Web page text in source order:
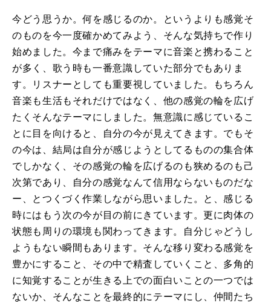
今どう思うか。何を感じるのか。というより も感覚そ
の ものを今一度確かめてみよう、そんな気持ちで作り
始めました。今まで痛みをテーマに音楽と携わること
が多く、歌う時も一番意識していた部分でも ありま
す。リスナーとして も重要視していました。 もちろん
音楽 も生活も それだけではなく、他の感覚の輪を広げ
たくそんなテーマにしました。無意識に感じているこ
とに目を向けると、自分の今が見えてきます。でも そ
の今は、結局は自分が感じようとしてる ものの集合体
でしかなく、その感覚の輪を広げるの も狭めるの も 己
次第であり、自分の感覚なんて信用ならない ものだな
ー、とつくづく作業しながら思いました。と、感じる
時には も う次の今が目の前にきています。更に肉体の
状態も 周りの環境 も 関わってきます。自分じゃどうし
よう も ない瞬間 も あります。そんな移り変わる感覚を
豊かにすること、その中で精査していくこと、多角的
に知覚することが生きる上での面白いことの一つでは
ないか、そんなことを最終的にテーマにし、仲間たち